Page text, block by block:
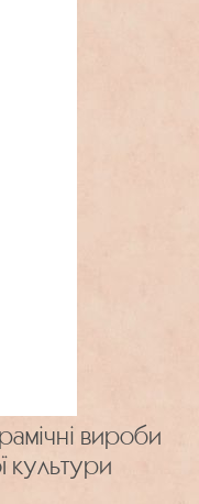
вироби
культури